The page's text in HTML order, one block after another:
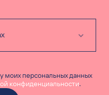
моих персональных данных
конфиденциальности.